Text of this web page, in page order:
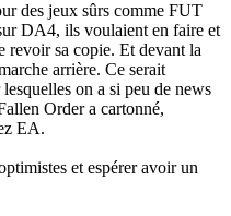
des jeux sûrs comme FUT
DA4, ils voulaient en faire et
revoir sa copie. Et devant la
arrière. Ce serait
on a si peu de news
Order a cartonné,
EA.
et espérer avoir un